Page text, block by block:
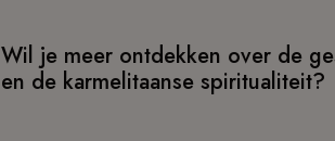
Wil je meer ontdekken over de
en de karmelitaanse spiritualiteit?